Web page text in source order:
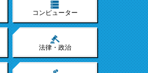
コンピューター
法律・政治